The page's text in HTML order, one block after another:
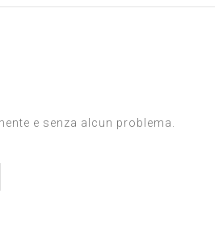
e senza alcun problema.